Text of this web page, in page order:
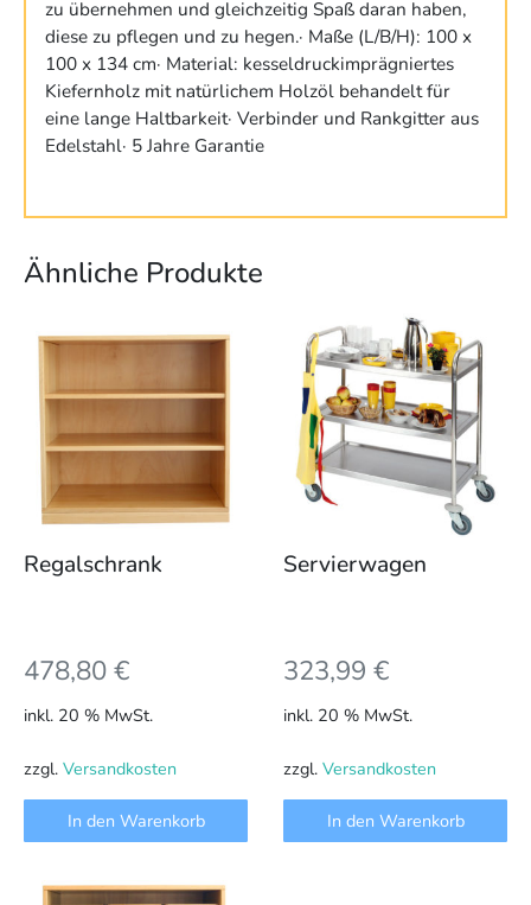
zu übernehmen und gleichzeitig Spaß daran haben,
diese zu pflegen und zu hegen.· Maße (L/B/H): 100 x
100 x 134 cm· Material: kesseldruckimprägniertes
Kiefernholz mit natürlichem Holzöl behandelt für
eine lange Haltbarkeit· Verbinder und Rankgitter aus
Edelstahl· 5 Jahre Garantie
Ähnliche Produkte
Regalschrank
478,80€
inkl. 20 % MwSt.
zzgl. Versandkosten
In den Warenkorb
Servierwagen
323,99 €
inkl. 20 % MwSt.
zzgl. Versandkosten
In den Warenkorb